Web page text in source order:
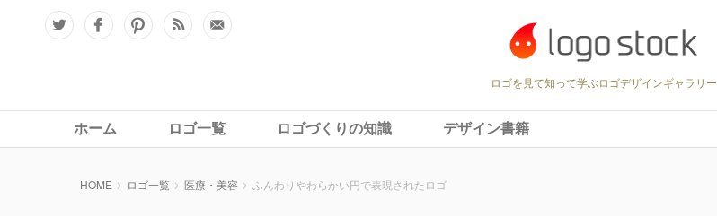
ロゴを見て知って学ぶロゴデザインギャラリー
ホーム ロゴ一覧 ロゴづくりの知識 デザイン書籍
HOME ロゴ一覧 医療・美容 ふんわりやわらかい円で表現されたロゴ